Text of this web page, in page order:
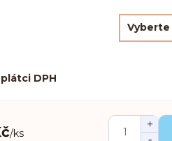
DPH
/ks